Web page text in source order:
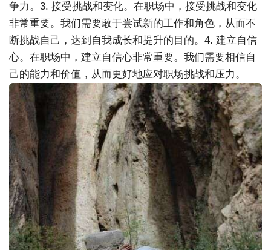
争力。 3. 接受挑战和变化。在职场中，接受挑战和变化
非常重要。我们需要敢于尝试新的工作和角色，从而不
断挑战自己，达到自我成长和提升的目的。 4. 建立自信
心。在职场中，建立自信心非常重要。我们需要相信自
己的能力和价值，从而更好地应对职场挑战和压力。